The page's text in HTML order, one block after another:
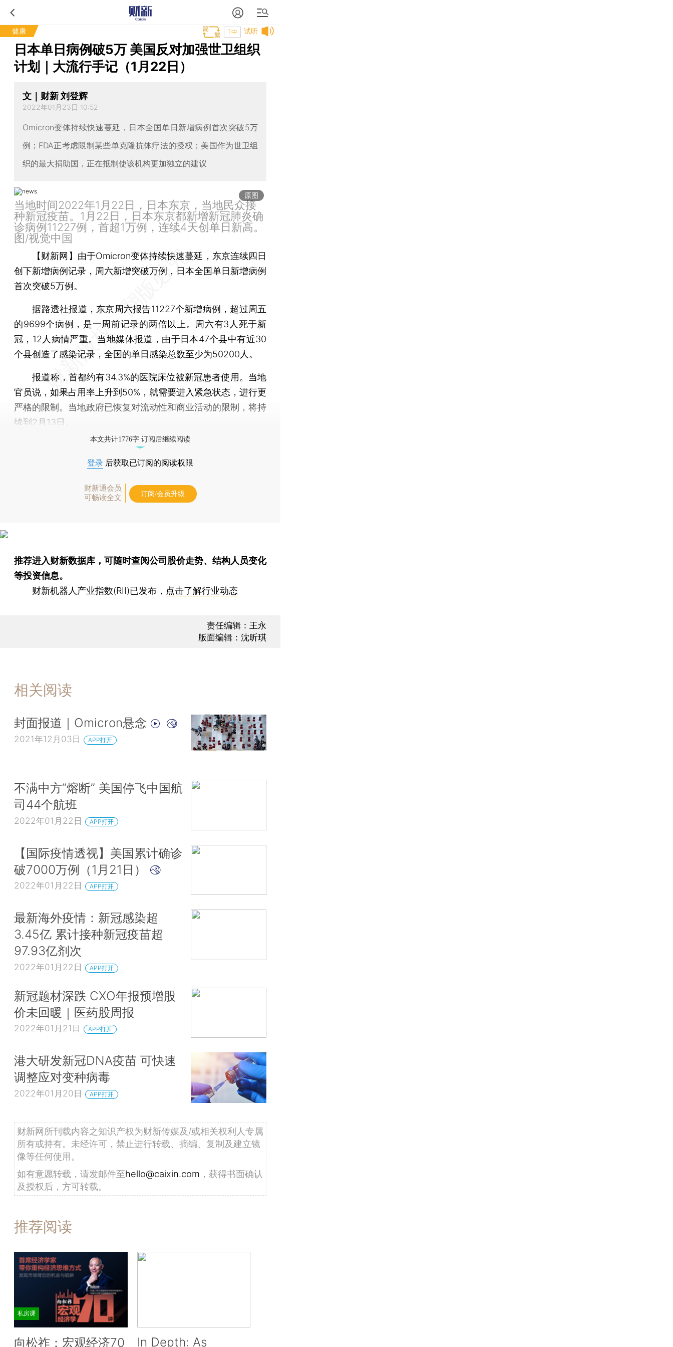
健康 试听
T中
日本单日病例破5万 美国反对加强世卫组织
计划｜大流行手记（1月22日）
文｜财新 刘登辉
2022年01月23日 10:52
Omicron变体持续快速蔓延，日本全国单日新增病例首次突破5万
例；FDA正考虑限制某些单克隆抗体疗法的授权；美国作为世卫组
织的最大捐助国，正在抵制使该机构更加独立的建议
原图
当地时间2022年1月22日，日本东京，当地民众接
种新冠疫苗。1月22日，日本东京都新增新冠肺炎确
诊病例11227例，首超1万例，连续4天创单日新高。
图/视觉中国
【财新网】 由于Omicron变体持续快速蔓延，东京连续四日
创下新增病例记录，周六新增突破万例，日本全国单日新增病例
首次突破5万例。
据路透社报道，东京周六报告11227个新增病例，超过周五
的9699个病例，是一周前记录的两倍以上。周六有3人死于新
冠，12人病情严重。当地媒体报道，由于日本47个县中有近30
个县创造了感染记录，全国的单日感染总数至少为50200人。
报道称，首都约有34.3%的医院床位被新冠患者使用。当地
官员说，如果占用率上升到50%，就需要进入紧急状态，进行更
严格的限制。当地政府已恢复对流动性和商业活动的限制，将持
续到2月13日。
本文共计1776字 订阅后继续阅读
登录 后获取已订阅的阅读权限
财新通会员
可畅读全文
订阅/会员升级
推荐进入财新数据库 ，可随时查阅公司股价走势、结构人员变化
等投资信息。
财新机器人产业指数(RII)已发布， 点击了解行业动态
责任编辑：王永
版面编辑：沈昕琪
相关阅读
封面报道｜Omicron悬念
2021年12月03日 APP打开
不满中方“熔断” 美国停飞中国航
司44个航班
2022年01月22日 APP打开
【国际疫情透视】美国累计确诊
破7000万例（1月21日）
2022年01月22日 APP打开
最新海外疫情：新冠感染超
3.45亿 累计接种新冠疫苗超
97.93亿剂次
2022年01月22日 APP打开
新冠题材深跌 CXO年报预增股
价未回暖｜医药股周报
2022年01月21日 APP打开
港大研发新冠DNA疫苗 可快速
调整应对变种病毒
2022年01月20日 APP打开
财新网所刊载内容之知识产权为财新传媒及/或相关权利人专属
所有或持有。未经许可，禁止进行转载、摘编、复制及建立镜
像等任何使用。
如有意愿转载，请发邮件至hello@caixin.com ，获得书面确认
及授权后，方可转载。
推荐阅读
私房课
向松祚：宏观经济70
In Depth: As